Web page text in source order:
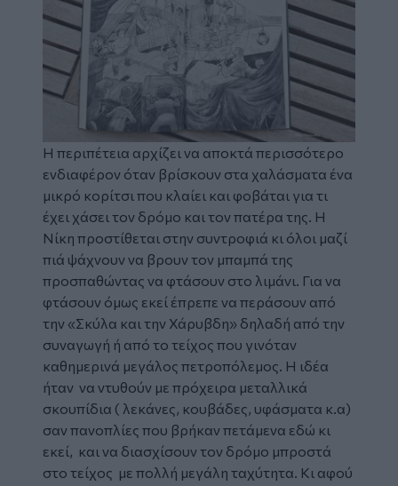
Η περιπέτεια αρχίζει να αποκτά περισσότερο
ενδιαφέρον όταν βρίσκουν στα χαλάσματα ένα
μικρό κορίτσι που κλαίει και φοβάται για τι
έχει χάσει τον δρόμο και τον πατέρα της. Η
Νίκη προστίθεται στην συντροφιά κι όλοι μαζί
πιά ψάχνουν να βρουν τον μπαμπά της
προσπαθώντας να φτάσουν στο λιμάνι. Για να
φτάσουν όμως εκεί έπρεπε να περάσουν από
την «Σκύλα και την Χάρυβδη» δηλαδή από την
συναγωγή ή από το τείχος που γινόταν
καθημερινά μεγάλος πετροπόλεμος. Η ιδέα
ήταν να ντυθούν με πρόχειρα μεταλλικά
σκουπίδια ( λεκάνες, κουβάδες, υφάσματα κ.α)
σαν πανοπλίες που βρήκαν πετάμενα εδώ κι
εκεί, και να διασχίσουν τον δρόμο μπροστά
στο τείχος με πολλή μεγάλη ταχύτητα. Κι αφού